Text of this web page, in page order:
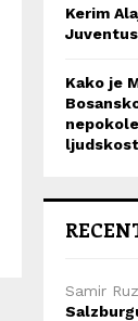
Kerim
Kako je
Samir